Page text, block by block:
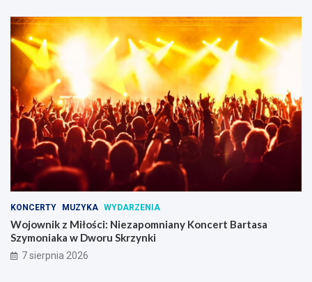
KONCERTY MUZYKA WYDARZENIA
Wojownik z Miłości: Niezapomniany Koncert Bartasa
Szymoniaka w Dworu Skrzynki
7 sierpnia 2026